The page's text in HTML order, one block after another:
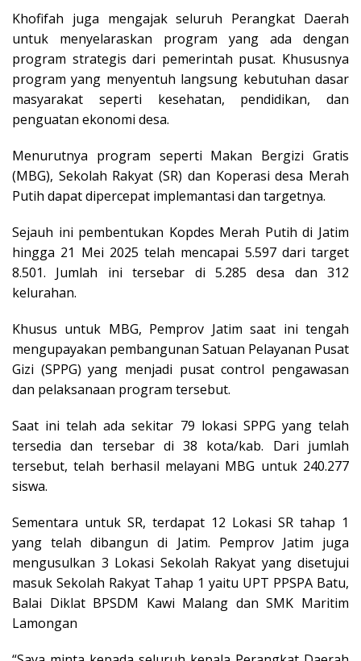
Khofifah juga mengajak seluruh Perangkat Daerah
untuk menyelaraskan program yang ada dengan
program strategis dari pemerintah pusat. Khususnya
program yang menyentuh langsung kebutuhan dasar
masyarakat seperti kesehatan, pendidikan, dan
penguatan ekonomi desa.
Menurutnya program seperti Makan Bergizi Gratis
(MBG), Sekolah Rakyat (SR) dan Koperasi desa Merah
Putih dapat dipercepat implemantasi dan targetnya.
Sejauh ini pembentukan Kopdes Merah Putih di Jatim
hingga 21 Mei 2025 telah mencapai 5.597 dari target
8.501. Jumlah ini tersebar di 5.285 desa dan 312
kelurahan.
Khusus untuk MBG, Pemprov Jatim saat ini tengah
mengupayakan pembangunan Satuan Pelayanan Pusat
Gizi (SPPG) yang menjadi pusat control pengawasan
dan pelaksanaan program tersebut.
Saat ini telah ada sekitar 79 lokasi SPPG yang telah
tersedia dan tersebar di 38 kota/kab. Dari jumlah
tersebut, telah berhasil melayani MBG untuk 240.277
siswa.
Sementara untuk SR, terdapat 12 Lokasi SR tahap 1
yang telah dibangun di Jatim. Pemprov Jatim juga
mengusulkan 3 Lokasi Sekolah Rakyat yang disetujui
masuk Sekolah Rakyat Tahap 1 yaitu UPT PPSPA Batu,
Balai Diklat BPSDM Kawi Malang dan SMK Maritim
Lamongan